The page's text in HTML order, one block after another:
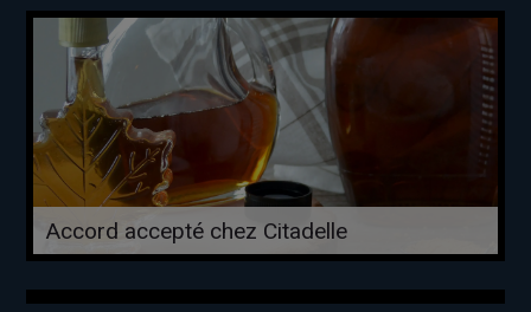
Accord accepté chez Citadelle